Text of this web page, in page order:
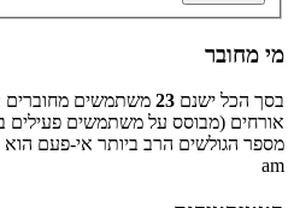
מי מחובר
בסך הכל ישנם 23
אורחים (מבוסס על משתמשים פעילים ב־5 הדקות
מספר הגולשים הרב ביותר אי-פעם הוא
am